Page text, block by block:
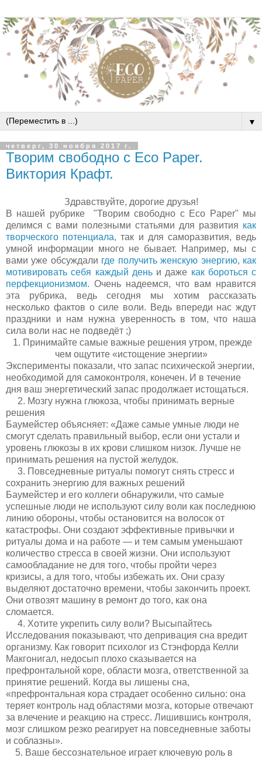
▼
четверг, 30 ноября 2017 г.
Творим свободно с Eco Paper.
Виктория Крафт.
Здравствуйте, дорогие друзья!
В нашей рубрике "Творим свободно с Eco Paper" мы
делимся с вами полезными статьями для развития как
творческого потенциала, так и для саморазвития, ведь
умной информации много не бывает. Например, мы с
вами уже обсуждали где получить женскую энергию, как
мотивировать себя каждый деньи даже как бороться с
перфeкционизмом. Очень надеемся, что вам нравится
эта рубрика, ведь сегодня мы хотим рассказать
несколько фактов о силе воли. Ведь впереди нас ждут
праздники и нам нужна уверенность в том, что наша
сила воли нас не подведёт ;)
1. Принимайте самые важные решения утром, прежде
чем ощутите «истощение энергии»
Эксперименты показали, что запас психической энергии,
необходимой для самоконтроля, конечен. И в течение
дня ваш энергетический запас продолжает истощаться.
2. Мозгу нужна глюкоза, чтобы принимать верные
решения
Баумейстер объясняет: «Даже самые умные люди не
смогут сделать правильный выбор, если они устали и
уровень глюкозы в их крови слишком низок. Лучше не
принимать решения на пустой желудок.
3. Повседневные ритуалы помогут снять стресс и
сохранить энергию для важных решений
Баумейстер и его коллеги обнаружили, что самые
успешные люди не используют силу воли как последнюю
линию обороны, чтобы остановится на волосок от
катастрофы. Они создают эффективные привычки и
ритуалы дома и на работе — и тем самым уменьшают
количество стресса в своей жизни. Они используют
самообладание не для того, чтобы пройти через
кризисы, а для того, чтобы избежать их. Они сразу
выделяют достаточно времени, чтобы закончить проект.
Они отвозят машину в ремонт до того, как она
сломается.
4. Хотите укрепить силу воли? Высыпайтесь
Исследования показывают, что депривация сна вредит
организму. Как говорит психолог из Стэнфорда Келли
Макгонигал, недосып плохо сказывается на
префронтальной коре, области мозга, ответственной за
принятие решений. Когда вы лишены сна,
«префронтальная кора страдает особенно сильно: она
теряет контроль над областями мозга, которые отвечают
за влечение и реакцию на стресс. Лишившись контроля,
мозг слишком резко реагирует на повседневные заботы
и соблазны».
5. Ваше бессознательное играет ключевую роль в